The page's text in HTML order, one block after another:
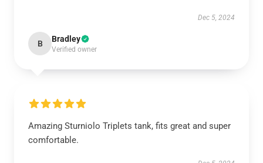
Dec 5, 2024
B Bradley
Verified owner
Amazing Sturniolo Triplets tank, fits great and super
comfortable.